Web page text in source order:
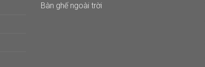
Bàn ghế ngoài trời